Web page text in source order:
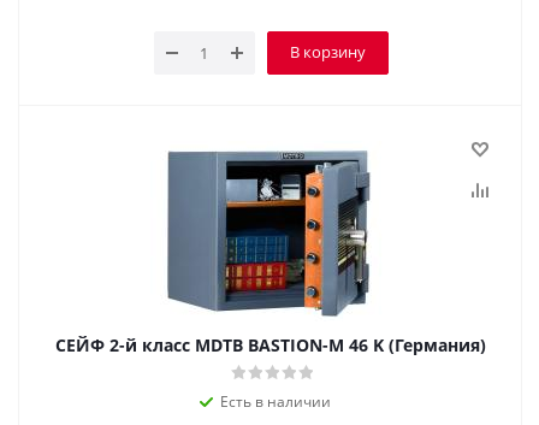
В корзину
СЕЙФ 2-й класс MDTB BASTION-M 46 K (Германия)
Есть в наличии